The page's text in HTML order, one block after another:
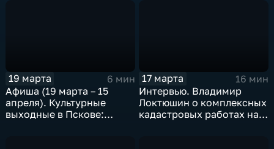
19 марта
6 мин
Афиша (19 марта – 15
апреля). Культурные
выходные в Пскове:
17 марта
16 мин
Интервью. Владимир
Локтюшин о комплексных
кадастровых работах на